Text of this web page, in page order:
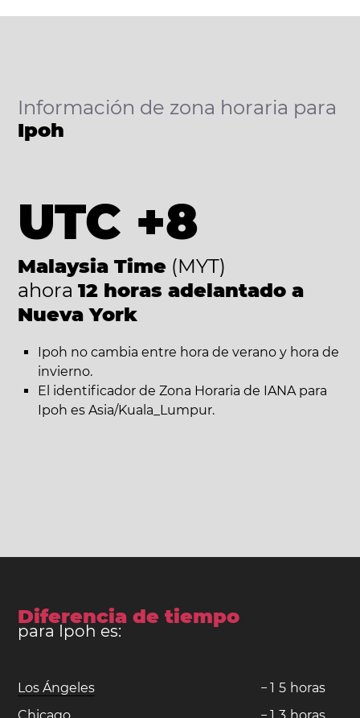
Información de zona horaria para
Ipoh
UTC +8
Malaysia Time (MYT)
ahora 12 horas adelantado a
Nueva York
Ipoh no cambia entre hora de verano y hora de
invierno.
El identificador de Zona Horaria de IANA para
Ipoh es Asia/Kuala_Lumpur.
Diferencia de tiempo
para Ipoh es:
Los Ángeles − 1 5 horas
Chicago
− 1 3 horas